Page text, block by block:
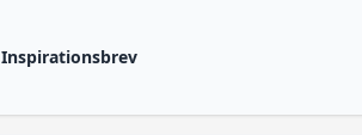
Inspirationsbrev